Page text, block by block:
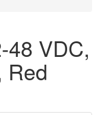
48 VDC,
Red